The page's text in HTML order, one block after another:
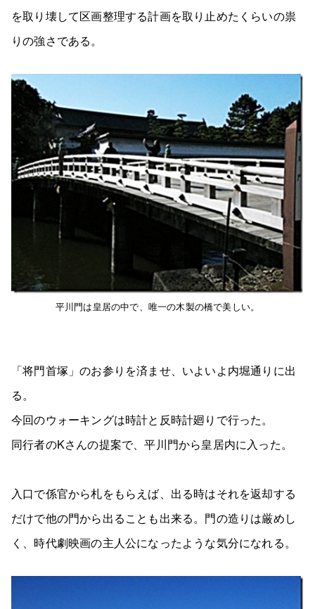
を取り壊して区画整理する計画を取り止めたくらいの祟
りの強さである。
平川門は皇居の中で、唯一の木製の橋で美しい。
「将門首塚」のお参りを済ませ、いよいよ内堀通りに出
る。
今回のウォーキングは時計と反時計廻りで行った。
同行者のKさんの提案で、平川門から皇居内に入った。
入口で係官から札をもらえば、出る時はそれを返却する
だけで他の門から出ることも出来る。門の造りは厳めし
く、時代劇映画の主人公になったような気分になれる。